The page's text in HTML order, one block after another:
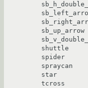
sb_up_arrow
shuttle
spider
spraycan
star
tcross